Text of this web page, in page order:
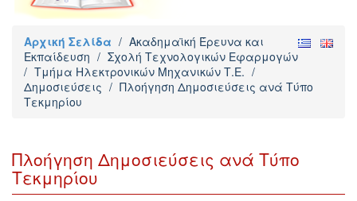
Αρχική Σελίδα / Ακαδημαϊκή Έρευνα και
Εκπαίδευση / Σχολή Τεχνολογικών Εφαρμογών
/ Τμήμα Ηλεκτρονικών Μηχανικών Τ.Ε. /
Δημοσιεύσεις / Πλοήγηση Δημοσιεύσεις ανά Τύπο
Τεκμηρίου
Πλοήγηση Δημοσιεύσεις ανά Τύπο
Τεκμηρίου